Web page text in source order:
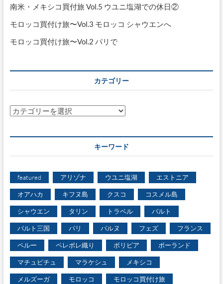
南米・メキシコ買付旅 Vol.5 ウユニ塩湖での休日②
モロッコ買付け旅〜Vol.3 モロッコ シャウエンへ
モロッコ買付け旅〜Vol.2 パリで
カテゴリー
カ
ー
キーワード
featured アリゾナ ウユニ塩湖 エストニア
オアハカ キフヌ島 クスコ コスメル島
シャウエン タリン トラベル バルト
バルト三国 パリ パルヌ フェズ フランス
ペルー ペレボレ織り ボリビア ポーランド
マチュピチュ マラケシュ メキシコ
メルズーガ モロッコ モロッコ買付け旅